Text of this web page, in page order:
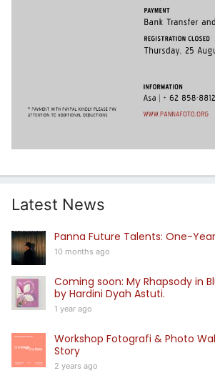
Latest News
Panna Future Talents: One-
10 months ago
Coming soon: My Rhapsody in
by Hardini Dyah Astuti.
1 year ago
Workshop Fotografi & Photo
Story
2 years ago